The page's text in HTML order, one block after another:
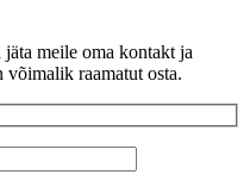
jäta meile oma kontakt ja
võimalik raamatut osta.